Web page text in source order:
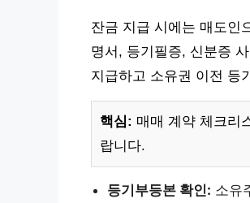
잔금 지급 시에는 매도인
명서, 등기필증, 신분증
지급하고 소유권 이전 등
핵심: 매매 계약 체크리
랍니다.
등기부등본 확인: 소유